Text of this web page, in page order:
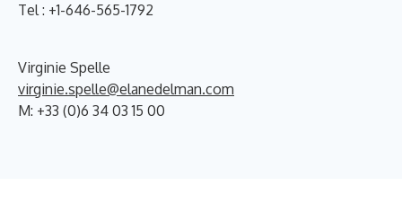
Tel : +1-646-565-1792
Virginie Spelle
virginie.spelle@elanedelman.com
M: +33 (0)6 34 03 15 00